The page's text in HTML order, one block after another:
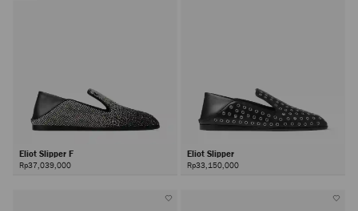
Eliot Slipper F
Rp37,039,000
Eliot Slipper
Rp33,150,000